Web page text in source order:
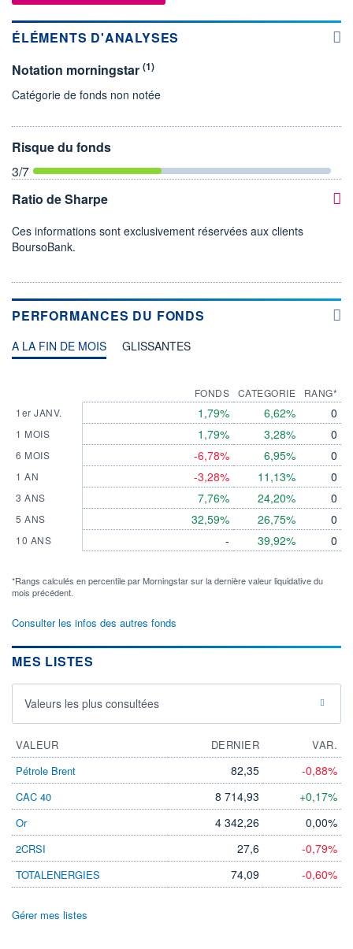
ÉLÉMENTS D'ANALYSES
Notation morningstar (1)
Catégorie de fonds non notée
Risque du fonds
3/7
Ratio de Sharpe
Ces informations sont exclusivement réservées aux clients
BoursoBank.
PERFORMANCES DU FONDS
A LA FIN DE MOIS GLISSANTES
1er JANV.
1 MOIS
6 MOIS
1 AN
3 ANS
5 ANS
10 ANS
FONDS
1,79%
1,79%
-6,78%
-3,28%
7,76%
32,59%
-
CATEGORIE
6,62%
3,28%
6,95%
11,13%
24,20%
26,75%
39,92%
RANG*
0
0
0
0
0
0
0
*Rangs calculés en percentile par Morningstar sur la dernière valeur liquidative du
mois précédent.
Consulter les infos des autres fonds
MES LISTES
Valeurs les plus consultées
VALEUR DERNIER
VAR.
Pétrole Brent
82,35 -0,88%
CAC 40 8 714,93 +0,17%
Or 4 342,26 0,00%
2CRSI 27,6 -0,79%
TOTALENERGIES 74,09 -0,60%
Gérer mes listes